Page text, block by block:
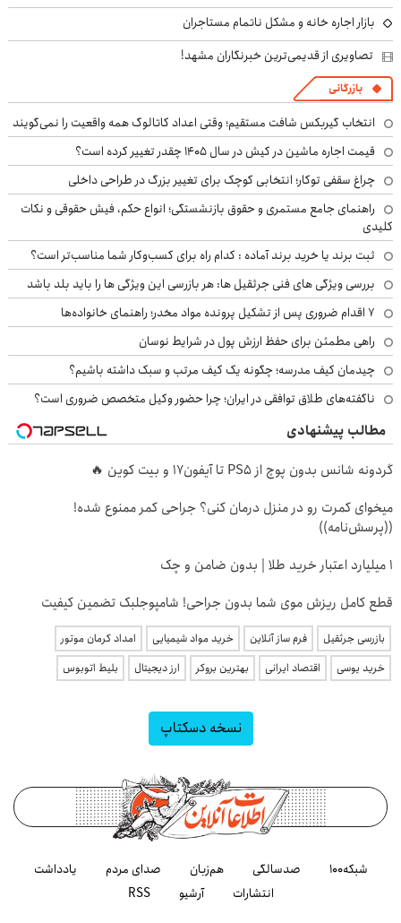
بازار اجاره خانه و مشکل ناتمام مستاجران
تصاویری از قدیمی‌ترین خبرنگاران مشهد!
بازرگانی
انتخاب گیربکس شافت مستقیم؛ وقتی اعداد کاتالوگ همه واقعیت را نمی‌گویند
قیمت اجاره ماشین در کیش در سال ۱۴۰۵ چقدر تغییر کرده است؟
چراغ سقفی توکار؛ انتخابی کوچک برای تغییر بزرگ در طراحی داخلی
راهنمای جامع مستمری و حقوق بازنشستگی؛ انواع حکم، فیش حقوقی و نکات
کلیدی
ثبت برند یا خرید برند آماده : کدام راه برای کسب‌وکار شما مناسب‌تر است؟
بررسی ویژگی های فنی جرثقیل ها: هر بازرسی این ویژگی ها را باید بلد باشد
۷ اقدام ضروری پس از تشکیل پرونده مواد مخدر؛ راهنمای خانواده‌ها
راهی مطمئن برای حفظ ارزش پول در شرایط نوسان
چیدمان کیف مدرسه؛ چگونه یک کیف مرتب و سبک داشته باشیم؟
ناگفته‌های طلاق توافقی در ایران؛ چرا حضور وکیل متخصص ضروری است؟
مطالب پیشنهادی
گردونه شانس بدون پوچ از PS5 تا آیفون17 و بیت کوین 🔥
میخوای کمرت رو در منزل درمان کنی؟ جراحی کمر ممنوع شده!
((پرسش‌نامه))
۱ میلیارد اعتبار خرید طلا | بدون ضامن و چک
قطع کامل ریزش موی شما بدون جراحی! شامپوجلبک تضمین کیفیت
بازرسی جرثقیل فرم ساز آنلاین خرید مواد شیمیایی
امداد کرمان موتور
خرید یوسی
اقتصاد ایرانی بهترین بروکر ارز دیجیتال بلیط اتوبوس
نسخه دسکتاپ
شبکه۱۰۰ صدسالگی هم‌زبان صدای مردم
یادداشت
انتشارات
آرشیو RSS